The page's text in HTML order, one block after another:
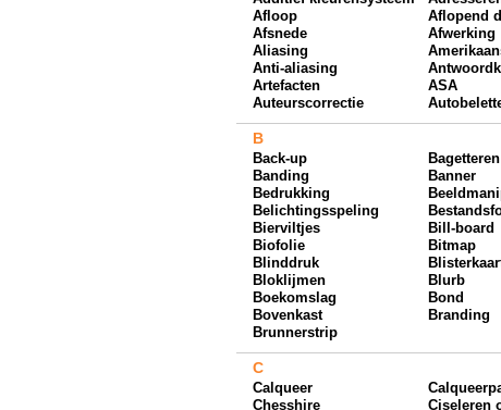
Afloop
Aflopend
Afsnede
Afwerking
Aliasing
Anti-aliasing
Artefacten
ASA
Auteurscorrectie
B
Back-up Bagetteren
Banding
Banner
Bedrukking
Belichtingsspeling
Bierviltjes
Bill-board
Biofolie
Bitmap
Blinddruk
Bloklijmen
Blurb
Boekomslag
Bond
Bovenkast
Branding
Brunnerstrip
C
Calqueer
Chesshire
Ciseleren